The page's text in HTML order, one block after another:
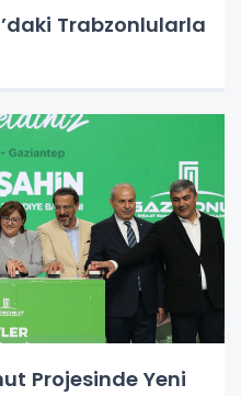
Trabzonlularla
Projesinde Yeni